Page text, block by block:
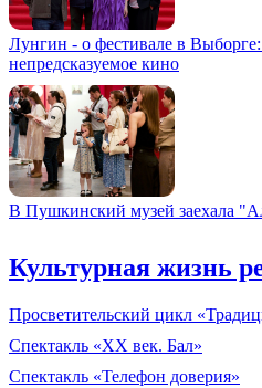
Лунгин - о фестивале в
непредсказуемое кино
В Пушкинский музей заехала
Культурная жизнь
Просветительский цикл
Спектакль «XX век. Бал»
Спектакль «Телефон доверия»